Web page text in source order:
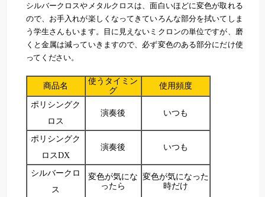
シルバークロスやメタルクロスは、面白いほどに変色が取れる
ので、お手入れが楽しくなってきていろんな部分を拭いてしま
う学生さんもいます。目に見えないミクロンの単位ですが、磨
くと金属は減っていきますので、必ず変色のある部分にだけ使
ってください。
商品名
使うタイミン
グ
使用頻度
ポリシングク
ロス
演奏後 いつも
ポリシングク
ロスDX
演奏後 いつも
シルバークロ
ス
変色が気にな
ったら
変色が気になった
時だけ